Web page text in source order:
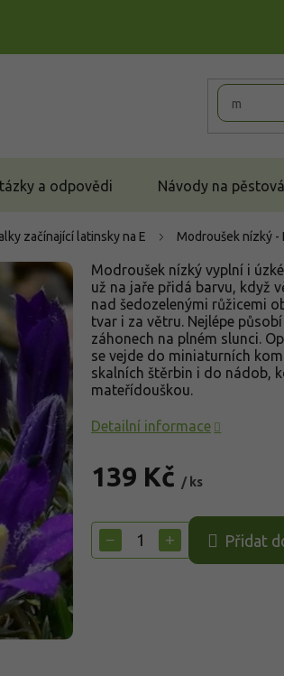
a odpovědi Návody na
začínající latinsky na E Modroušek nízký -
139 Kč / ks
cena:
+
− Přidat
Modroušek nízký vyplní i
už na jaře přidá barvu, když
nad šedozelenými růžicemi
tvar i za větru. Nejlépe
záhonech na plném slunci.
se vejde do miniaturních
skalních štěrbin i do nádob,
mateřídouškou.
Detailní informace